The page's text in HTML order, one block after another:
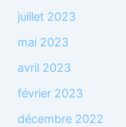
juillet 2023
mai 2023
avril 2023
février 2023
décembre 2022